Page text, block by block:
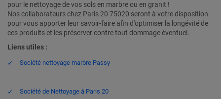
pour le nettoyage de vos sols en marbre ou en granit !
Nos collaborateurs chez Paris 20 75020 seront à votre disposition
pour vous apporter leur savoir-faire afin d'optimiser la longévité de
ces produits et les préserver contre tout dommage éventuel.
Liens utiles :
Société nettoyage marbre Passy
Société de Nettoyage à Paris 20